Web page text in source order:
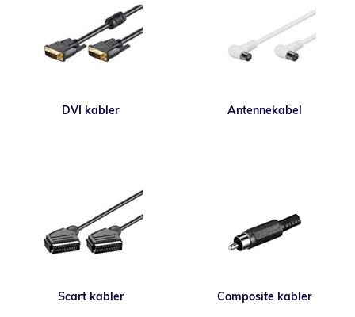
DVI kabler Antennekabel
Scart kabler Composite kabler